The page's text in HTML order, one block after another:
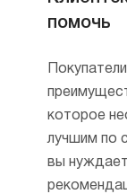
помочь
которое
лучшим по
вы